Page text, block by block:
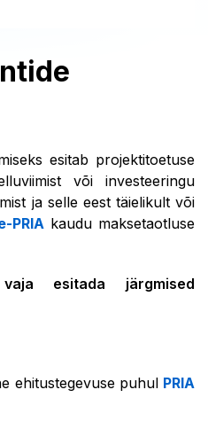
esitab projektitoetuse
või investeeringu
ja selle eest täielikult või
PRIA kaudu maksetaotluse
esitada järgmised
ehitustegevuse puhul PRIA